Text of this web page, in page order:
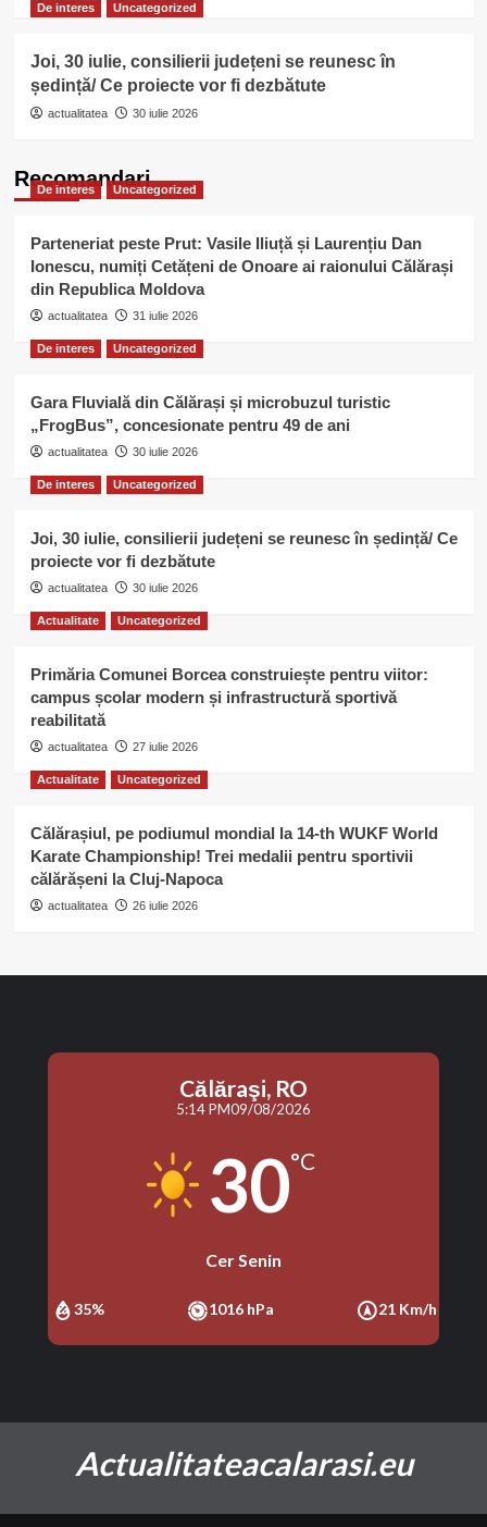
De interes
Uncategorized
Joi, 30 iulie, consilierii județeni se reunesc în
ședință/ Ce proiecte vor fi dezbătute
actualitatea 30 iulie 2026
Recomandari
De interes Uncategorized
Parteneriat peste Prut: Vasile Iliuță și Laurențiu Dan
Ionescu, numiți Cetățeni de Onoare ai raionului Călărași
din Republica Moldova
actualitatea 31 iulie 2026
De interes Uncategorized
Gara Fluvială din Călărași și microbuzul turistic
„FrogBus”, concesionate pentru 49 de ani
actualitatea 30 iulie 2026
De interes Uncategorized
Joi, 30 iulie, consilierii județeni se reunesc în ședință/ Ce
proiecte vor fi dezbătute
actualitatea 30 iulie 2026
Actualitate Uncategorized
Primăria Comunei Borcea construiește pentru viitor:
campus școlar modern și infrastructură sportivă
reabilitată
actualitatea 27 iulie 2026
Actualitate Uncategorized
Călărașiul, pe podiumul mondial la 14-th WUKF World
Karate Championship! Trei medalii pentru sportivii
călărășeni la Cluj-Napoca
actualitatea 26 iulie 2026
Călăraşi, RO
5:14 PM09/08/2026
30°C
Cer Senin
35% 1016 hPa 21 Km/h
Actualitateacalarasi.eu